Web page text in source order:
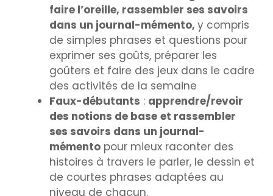
faire l’oreille, rassembler ses savoirs
dans un journal-mémento, y compris
de simples phrases et questions pour
exprimer ses goûts, préparer les
goûters et faire des jeux dans le cadre
des activités de la semaine
Faux-débutants : apprendre/revoir
des notions de base et rassembler
ses savoirs dans un journal-
mémento pour mieux raconter des
histoires à travers le parler, le dessin et
de courtes phrases adaptées au
niveau de chacun.